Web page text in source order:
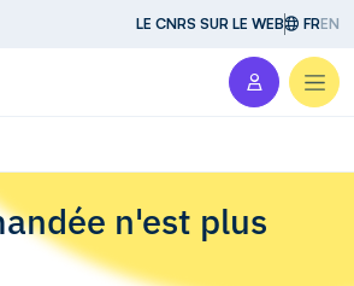
LE CNRS SUR LE WEB FREN
n'est plus